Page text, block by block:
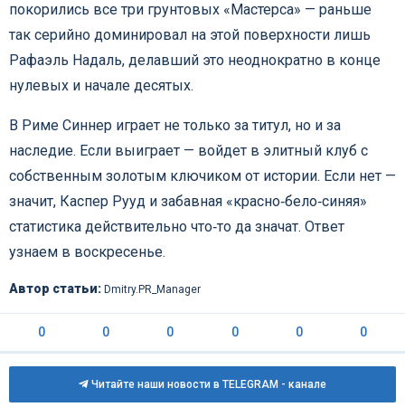
покорились все три грунтовых «Мастерса» — раньше
так серийно доминировал на этой поверхности лишь
Рафаэль Надаль, делавший это неоднократно в конце
нулевых и начале десятых.
В Риме Синнер играет не только за титул, но и за
наследие. Если выиграет — войдет в элитный клуб с
собственным золотым ключиком от истории. Если нет —
значит, Каспер Рууд и забавная «красно‑бело‑синяя»
статистика действительно что‑то да значат. Ответ
узнаем в воскресенье.
Автор статьи: Dmitry.PR_Manager
0 0 0 0 0 0
Читайте наши новости в TELEGRAM - канале